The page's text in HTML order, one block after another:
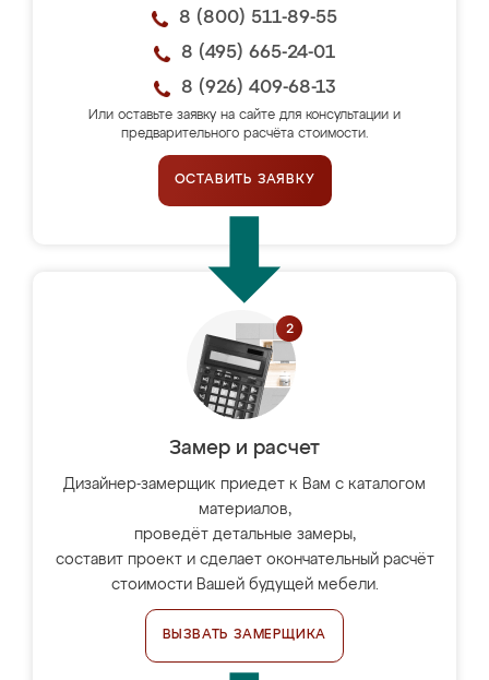
8 (800) 511-89-55
8 (495) 665-24-01
8 (926) 409-68-13
Или оставьте заявку на сайте для консультации и
предварительного расчёта стоимости.
ОСТАВИТЬ ЗАЯВКУ
Замер и расчет
Дизайнер-замерщик приедет к Вам с каталогом
материалов,
проведёт детальные замеры,
составит проект и сделает окончательный расчёт
стоимости Вашей будущей мебели.
ВЫЗВАТЬ ЗАМЕРЩИКА